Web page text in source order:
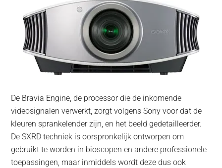
De Bravia Engine, de processor die de inkomende
videosignalen verwerkt, zorgt volgens Sony voor dat de
kleuren sprankelender zijn, en het beeld gedetailleerder.
De SXRD techniek is oorspronkelijk ontworpen om
gebruikt te worden in bioscopen en andere professionele
toepassingen, maar inmiddels wordt deze dus ook